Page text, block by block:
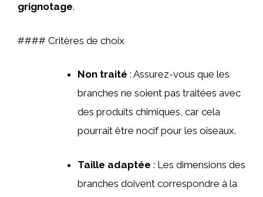
grignotage.
#### Critères de choix
Non traité : Assurez-vous que les
branches ne soient pas traitées avec
des produits chimiques, car cela
pourrait être nocif pour les oiseaux.
Taille adaptée : Les dimensions des
branches doivent correspondre à la